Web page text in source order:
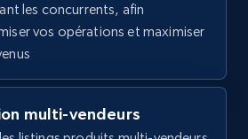
urls, Top reviews, and
les concurrents, afin
vos opérations et maximiser
multi-vendeurs